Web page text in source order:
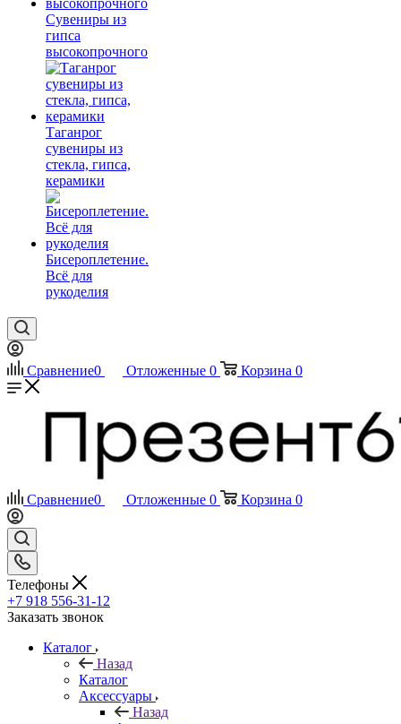
Сувениры из
гипса
высокопрочного
Таганрог
сувениры из
стекла, гипса,
керамики
Бисероплетение.
Всё для
рукоделия
Сравнение0 Отложенные 0 Корзина 0
Сравнение0 Отложенные 0 Корзина 0
Телефоны
+7 918 556-31-12
Заказать звонок
Каталог
Назад
Каталог
Аксессуары
Назад